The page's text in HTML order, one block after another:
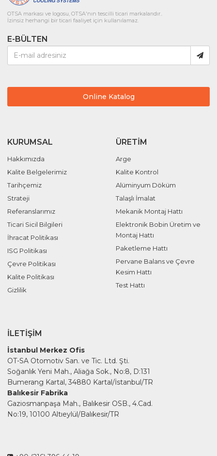
OTSA markası ve logosu, OTSA'nın tescilli ticari markalarıdır..
İzinsiz herhangi bir ticari faaliyet için kullanılamaz.
E-BÜLTEN
Online Katalog
KURUMSAL
Hakkımızda
Kalite Belgelerimiz
Tarihçemiz
Strateji
Referanslarımız
Ticari Sicil Bilgileri
İhracat Politikası
ISG Politikası
Çevre Politikası
Kalite Politikası
Gizlilik
ÜRETIM
Arge
Kalite Kontrol
Alüminyum Döküm
Talaşlı İmalat
Mekanik Montaj Hattı
Elektronik Bobin Üretim ve
Montaj Hattı
Paketleme Hattı
Pervane Balans ve Çevre
Kesim Hattı
Test Hattı
İLETIŞIM
İstanbul Merkez Ofis
OT-SA Otomotiv San. ve Tic. Ltd. Şti.
Soğanlık Yeni Mah., Aliağa Sok., No:8, D:131
Bumerang Kartal, 34880 Kartal/İstanbul/TR
Balıkesir Fabrika
Gaziosmanpaşa Mah., Balıkesir OSB., 4.Cad.
No:19, 10100 Altıeylül/Balıkesir/TR